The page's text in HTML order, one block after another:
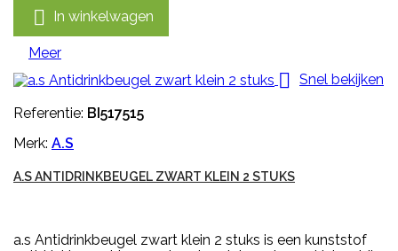
 In winkelwagen
Meer
 Snel bekijken
Referentie: BI517515
Merk: A.S
A.S ANTIDRINKBEUGEL ZWART KLEIN 2 STUKS
a.s Antidrinkbeugel zwart klein 2 stuks is een kunststof